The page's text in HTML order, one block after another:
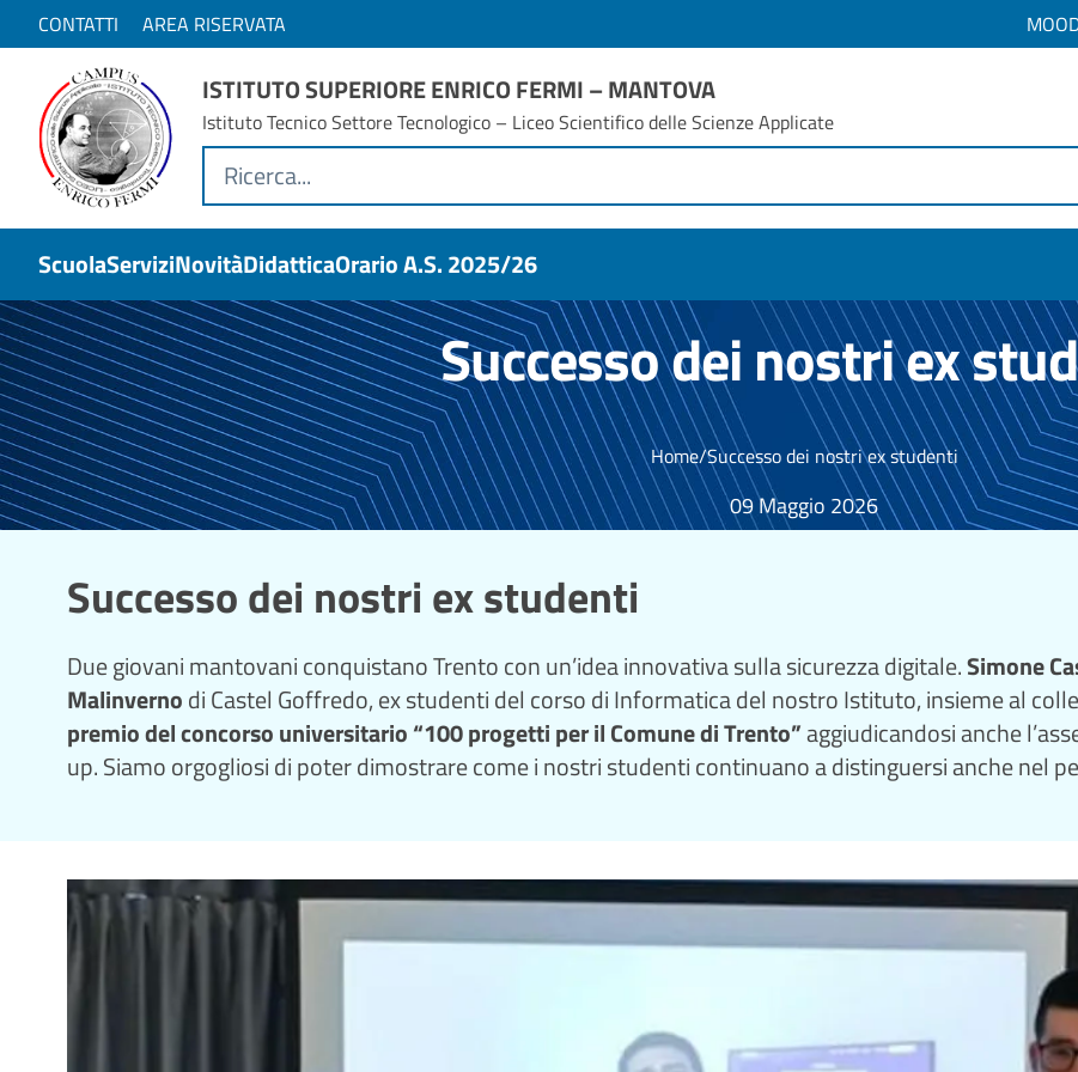
CONTATTI AREA RISERVATA
ISTITUTO SUPERIORE ENRICO FERMI – MANTOVA
Istituto Tecnico Settore Tecnologico – Liceo Scientifico delle Scienze Applicate
ScuolaServiziNovitàDidatticaOrario A.s. 2025/26
Successo dei nostri ex
Home/Successo dei nostri ex studenti
09 Maggio 2026
Successo dei nostri ex studenti
Due giovani mantovani conquistano Trento con un’idea innovativa sulla sicurezza digitale.Simone
Malinvernodi Castel Goffredo, ex studenti del corso di Informatica del nostro Istituto, insieme al
premio del concorso universitario “100 progetti per il Comune di Trento”aggiudicandosi anche
up. Siamo orgogliosi di poter dimostrare come i nostri studenti continuano a distinguersi anche nel